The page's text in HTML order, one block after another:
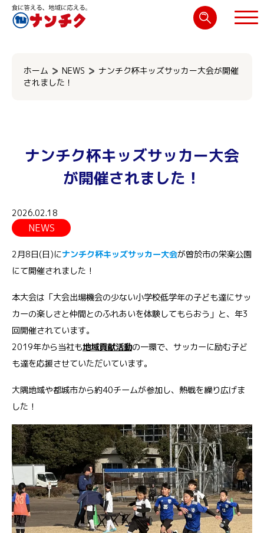
ホーム NEWS
ナンチク杯キッズサッカー大会が開催
されました！
ナンチク杯キッズサッカー大会
が開催されました！
2026.02.18
NEWS
2月8日(日)にナンチク杯キッズサッカー大会が曽於市の栄楽公園
にて開催されました！
本大会は「大会出場機会の少ない小学校低学年の子ども達にサッ
カーの楽しさと仲間とのふれあいを体験してもらおう」と、年3
回開催されています。
2019年から当社も地域貢献活動の一環で、サッカーに励む子ど
も達を応援させていただいています。
大隅地域や都城市から約40チームが参加し、熱戦を繰り広げま
した！